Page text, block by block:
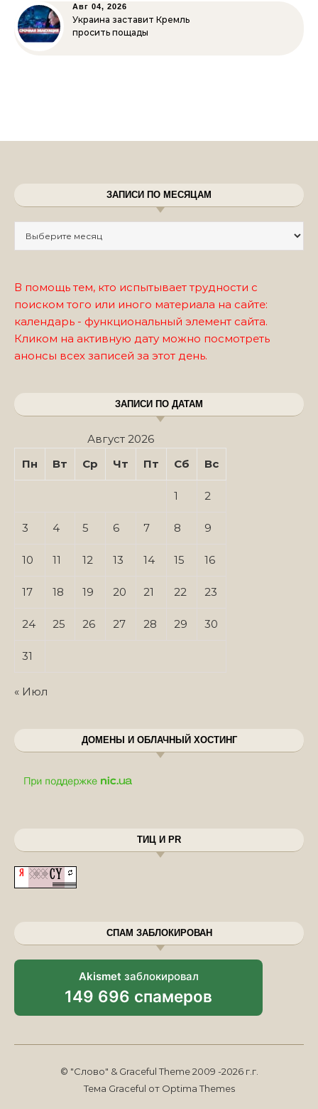
Авг 04, 2026
Украина заставит Кремль
просить пощады
ЗАПИСИ ПО МЕСЯЦАМ
В помощь тем, кто испытывает трудности с
поиском того или иного материала на сайте:
календарь - функциональный элемент сайта.
Кликом на активную дату можно посмотреть
анонсы всех записей за этот день.
ЗАПИСИ ПО ДАТАМ
Август 2026
Пн
Вт Ср Чт Пт Сб Вс
1 2
3 4 5 6 7 8 9
10 11 12 13 14 15 16
17 18 19 20 21 22 23
24 25 26 27 28 29 30
31
« Июл
ДОМЕНЫ И ОБЛАЧНЫЙ ХОСТИНГ
ТИЦ И PR
СПАМ ЗАБЛОКИРОВАН
Akismet заблокировал
149 696 спамеров
© "Слово" & Graceful Theme 2009 -2026 г.г.
Тема Graceful от Optima Themes